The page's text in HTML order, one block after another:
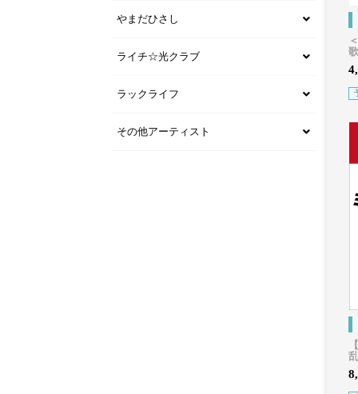
やまだひさし
ライチ☆光クラブ
ラックライフ
その他アーティスト